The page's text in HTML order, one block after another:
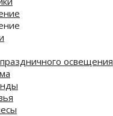
освещения